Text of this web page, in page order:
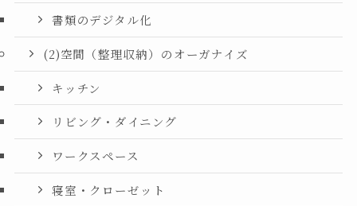
書類のデジタル化
(2)空間（整理収納）のオーガナイズ
キッチン
リビング・ダイニング
ワークスペース
寝室・クローゼット